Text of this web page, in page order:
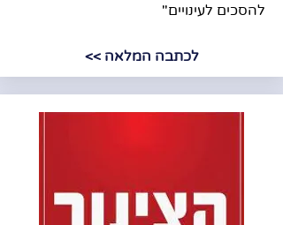
להסכים לעינויים"
לכתבה המלאה >>